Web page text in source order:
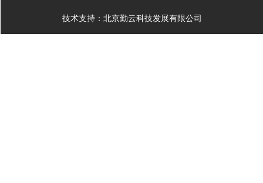
技术支持：北京勤云科技发展有限公司